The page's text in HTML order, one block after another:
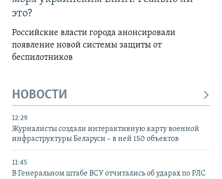
это?
Российские власти города анонсировали
появление новой системы защиты от
беспилотников
НОВОСТИ
12:29
Журналисты создали интерактивную карту военной
инфраструктуры Беларуси – в ней 150 объектов
11:45
В Генеральном штабе ВСУ отчитались об ударах по РЛС